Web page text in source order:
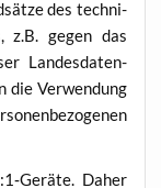
des tech­ni­
z.B. gegen das
Lan­des­da­ten­
die Ver­wen­dung
Daher